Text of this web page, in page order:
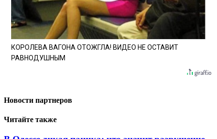
КОРОЛЕВА ВАГОНА ОТОЖГЛА! ВИДЕО НЕ ОСТАВИТ
РАВНОДУШНЫМ
Новости партнеров
Читайте также